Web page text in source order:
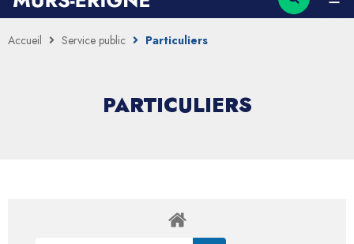
Accueil Service public Particuliers
PARTICULIERS